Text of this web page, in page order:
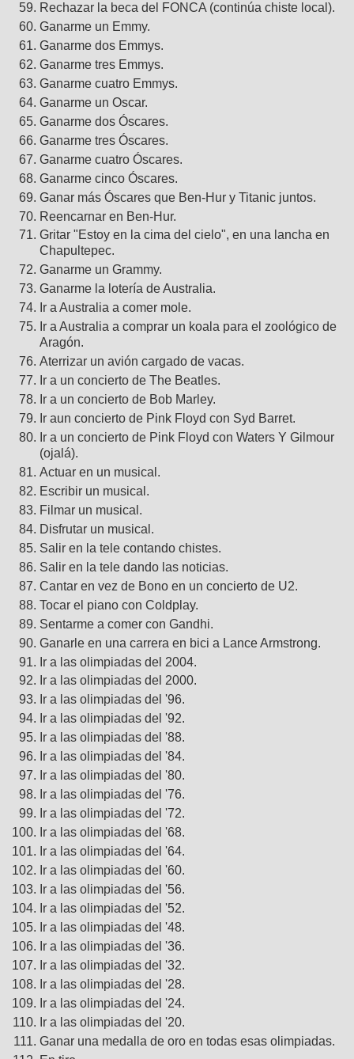
Rechazar la beca del FONCA (continúa chiste local).
Ganarme un Emmy.
Ganarme dos Emmys.
Ganarme tres Emmys.
Ganarme cuatro Emmys.
Ganarme un Oscar.
Ganarme dos Óscares.
Ganarme tres Óscares.
Ganarme cuatro Óscares.
Ganarme cinco Óscares.
Ganar más Óscares que Ben-Hur y Titanic juntos.
Reencarnar en Ben-Hur.
Gritar "Estoy en la cima del cielo", en una lancha en
Chapultepec.
Ganarme un Grammy.
Ganarme la lotería de Australia.
Ir a Australia a comer mole.
Ir a Australia a comprar un koala para el zoológico de
Aragón.
Aterrizar un avión cargado de vacas.
Ir a un concierto de The Beatles.
Ir a un concierto de Bob Marley.
Ir aun concierto de Pink Floyd con Syd Barret.
Ir a un concierto de Pink Floyd con Waters Y Gilmour
(ojalá).
Actuar en un musical.
Escribir un musical.
Filmar un musical.
Disfrutar un musical.
Salir en la tele contando chistes.
Salir en la tele dando las noticias.
Cantar en vez de Bono en un concierto de U2.
Tocar el piano con Coldplay.
Sentarme a comer con Gandhi.
Ganarle en una carrera en bici a Lance Armstrong.
Ir a las olimpiadas del 2004.
Ir a las olimpiadas del 2000.
Ir a las olimpiadas del '96.
Ir a las olimpiadas del '92.
Ir a las olimpiadas del '88.
Ir a las olimpiadas del '84.
Ir a las olimpiadas del '80.
Ir a las olimpiadas del '76.
Ir a las olimpiadas del '72.
Ir a las olimpiadas del '68.
Ir a las olimpiadas del '64.
Ir a las olimpiadas del '60.
Ir a las olimpiadas del '56.
Ir a las olimpiadas del '52.
Ir a las olimpiadas del '48.
Ir a las olimpiadas del '36.
Ir a las olimpiadas del '32.
Ir a las olimpiadas del '28.
Ir a las olimpiadas del '24.
Ir a las olimpiadas del '20.
Ganar una medalla de oro en todas esas olimpiadas.